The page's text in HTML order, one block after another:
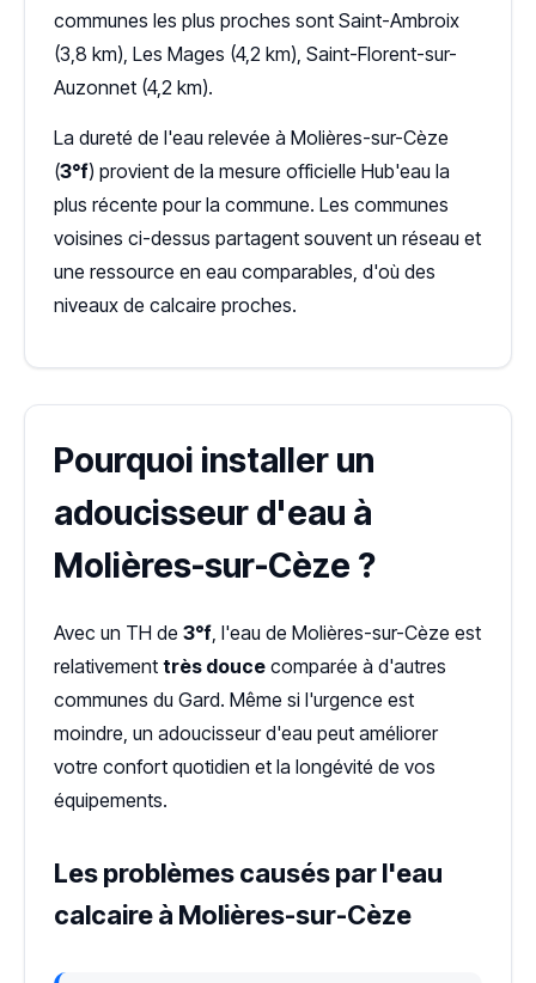
communes les plus proches sont Saint-Ambroix
(3,8 km), Les Mages (4,2 km), Saint-Florent-sur-
Auzonnet (4,2 km).
La dureté de l'eau relevée à Molières-sur-Cèze
(3°f) provient de la mesure officielle Hub'eau la
plus récente pour la commune. Les communes
voisines ci-dessus partagent souvent un réseau et
une ressource en eau comparables, d'où des
niveaux de calcaire proches.
Pourquoi installer un
adoucisseur d'eau à
Molières-sur-Cèze ?
Avec un TH de 3°f, l'eau de Molières-sur-Cèze est
relativement très douce comparée à d'autres
communes du Gard. Même si l'urgence est
moindre, un adoucisseur d'eau peut améliorer
votre confort quotidien et la longévité de vos
équipements.
Les problèmes causés par l'eau
calcaire à Molières-sur-Cèze